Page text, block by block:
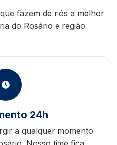
fazem de nós a melhor
do Rosário e região
24h
a qualquer momento
Nosso time fica